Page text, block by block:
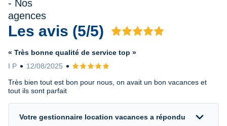
Les avis (5/5) Avis 5 sur 5
« Très bonne qualité de service top »
I P
12/08/2025
Avis 5 sur 5
Très bien tout est bon pour nous, on avait un bon vacances et
tout ils sont parfait
Votre gestionnaire location vacances a répondu expand_more